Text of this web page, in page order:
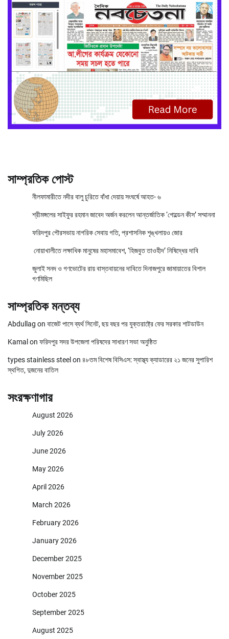
সাম্প্রতিক পোস্ট
নীলফামারীতে নদীর বালু চুরিতে বাঁধা দেয়ায় সংঘর্ষে আহত- ৬
শ্রীমঙ্গলের সাইফুর রহমান জাবেদ অর্জন করলেন আন্তর্জাতিক ‘গোল্ডেন কীস’ সম্মাননা
ফরিদপুর পৌরসভায় নাগরিক সেবায় গতি, প্রশাসনিক শৃঙ্খলায়ও জোর
নোয়াখালীতে লক্ষাধিক মানুষের মহাসমাবেশ, ‘হিজবুত তাওহীদ’ নিষিদ্ধের দাবি
জুলাই সনদ ও গণভোটের রায় বাস্তবায়নের দাবিতে দিনাজপুরে জামায়াতের বিশাল
গণমিছিল
সাম্প্রতিক মন্তব্য
Abdullag on বাজেট পাসে ব্যর্থ সিনেট, ছয় বছর পর যুক্তরাষ্ট্রে ফের সরকার শাটডাউন
Kamalon ফরিদপুর সদর উপজেলা পরিষদের সাধারণ সভা অনুষ্ঠিত
types stainless steelon ৪৮তম বিশেষ বিসিএস: স্বাস্থ্য ক্যাডারের ২১ জনের সুপারিশ
স্থগিত, দুজনের বাতিল
সংরক্ষণাগার
August 2026
July 2026
June 2026
May 2026
April 2026
March 2026
February 2026
January 2026
December 2025
November 2025
October 2025
September 2025
August 2025